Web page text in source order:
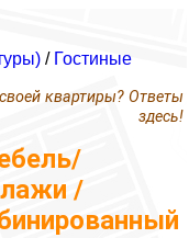
/ Гостиные
квартиры? Ответы
здесь!
/